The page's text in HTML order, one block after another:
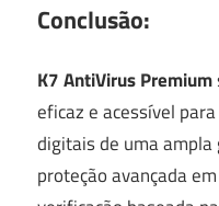
Conclusão:
K7 AntiVirus Premium
eficaz e acessível
digitais de uma ampla
proteção avançada